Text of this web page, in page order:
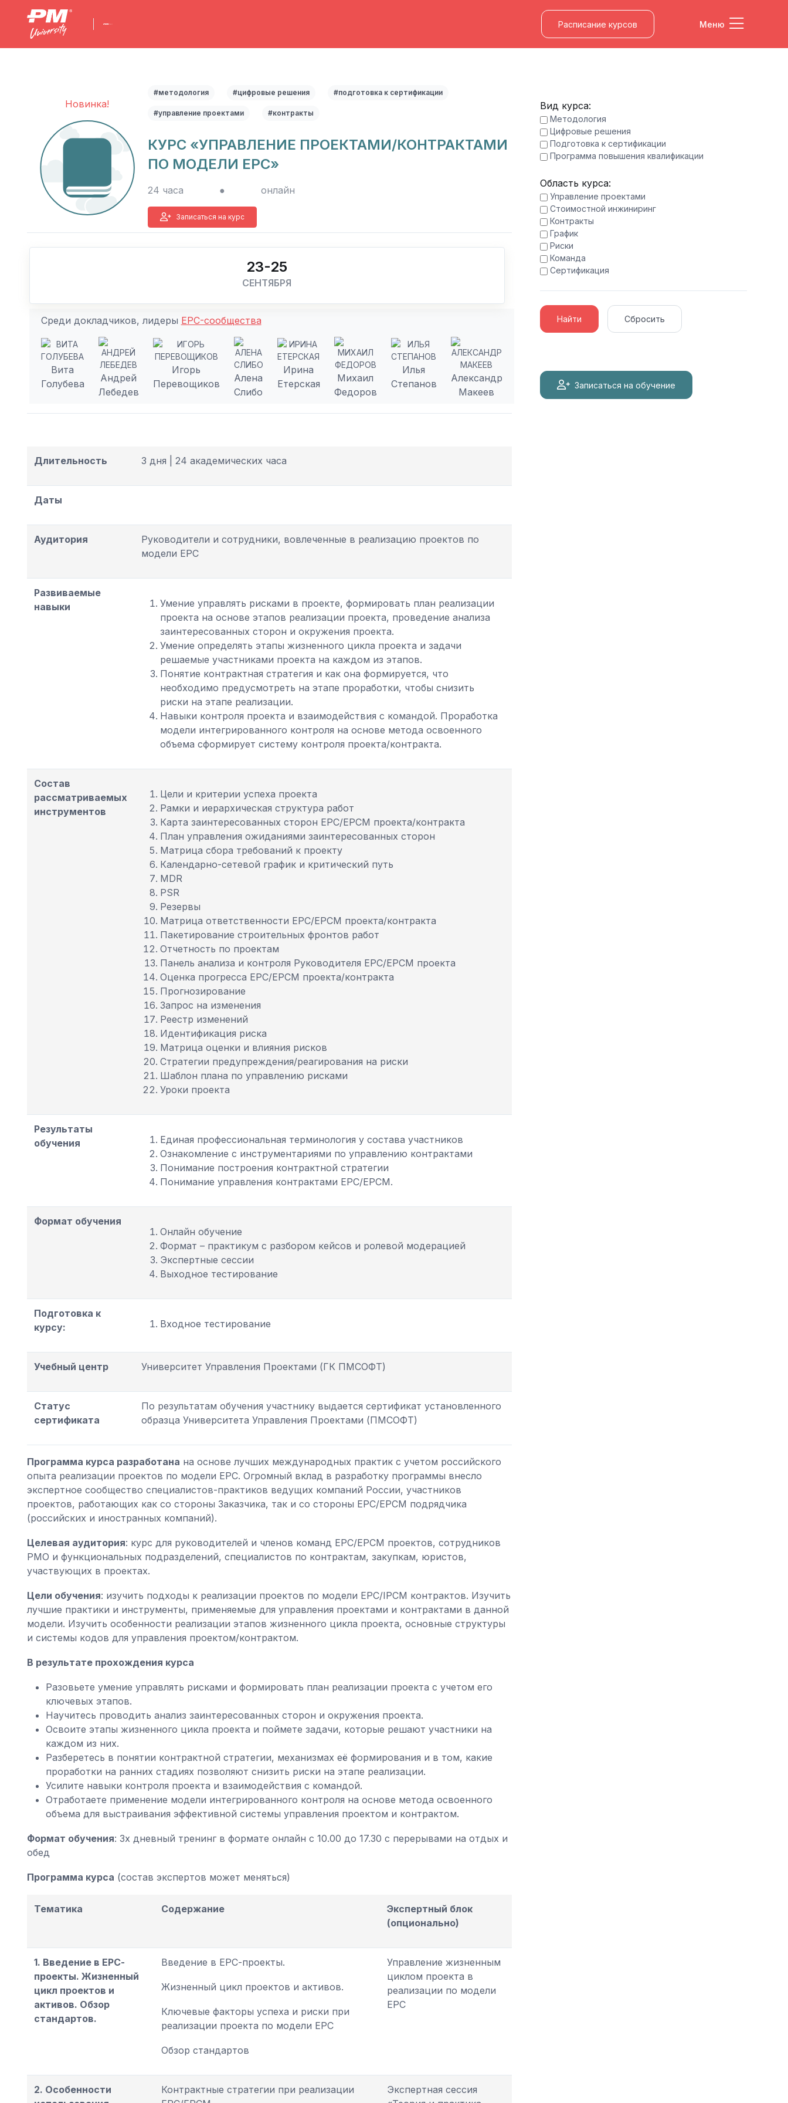
Расписание курсов Меню
Вид курса:
Методология
Цифровые решения
Подготовка к сертификации
Программа повышения квалификации
Область курса:
Управление проектами
Стоимостной инжиниринг
Контракты
График
Риски
Команда
Сертификация
Найти Сбросить
Записаться на обучение
Новинка!
#методология #цифровые решения #подготовка к сертификации
#управление проектами #контракты
КУРС «УПРАВЛЕНИЕ ПРОЕКТАМИ/КОНТРАКТАМИ
ПО МОДЕЛИ EPC»
24 часа ● онлайн
Записаться на курс
23-25
СЕНТЯБРЯ
Среди докладчиков, лидеры EPC-сообщества
Вита
Голубева
Андрей
Лебедев
Игорь
Перевощиков
Алена
Слибо
Ирина
Етерская
Михаил
Федоров
Илья
Степанов
Александр
Макеев
Длительность 3 дня | 24 академических часа
Даты
Аудитория
Руководители и сотрудники, вовлеченные в реализацию проектов по
модели EPC
Развиваемые
навыки
Умение управлять рисками в проекте, формировать план реализации
проекта на основе этапов реализации проекта, проведение анализа
заинтересованных сторон и окружения проекта.
Умение определять этапы жизненного цикла проекта и задачи
решаемые участниками проекта на каждом из этапов.
Понятие контрактная стратегия и как она формируется, что
необходимо предусмотреть на этапе проработки, чтобы снизить
риски на этапе реализации.
Навыки контроля проекта и взаимодействия с командой. Проработка
модели интегрированного контроля на основе метода освоенного
объема сформирует систему контроля проекта/контракта.
Состав
рассматриваемых
инструментов
Цели и критерии успеха проекта
Рамки и иерархическая структура работ
Карта заинтересованных сторон ЕРС/ЕРСМ проекта/контракта
План управления ожиданиями заинтересованных сторон
Матрица сбора требований к проекту
Календарно-сетевой график и критический путь
MDR
PSR
Резервы
Матрица ответственности ЕРС/ЕРСМ проекта/контракта
Пакетирование строительных фронтов работ
Отчетность по проектам
Панель анализа и контроля Руководителя ЕРС/ЕРСМ проекта
Оценка прогресса ЕРС/ЕРСМ проекта/контракта
Прогнозирование
Запрос на изменения
Реестр изменений
Идентификация риска
Матрица оценки и влияния рисков
Стратегии предупреждения/реагирования на риски
Шаблон плана по управлению рисками
Уроки проекта
Результаты
обучения
Единая профессиональная терминология у состава участников
Ознакомление с инструментариями по управлению контрактами
Понимание построения контрактной стратегии
Понимание управления контрактами ЕРС/ЕРСМ.
Формат обучения
Онлайн обучение
Формат – практикум с разбором кейсов и ролевой модерацией
Экспертные сессии
Выходное тестирование
Подготовка к
курсу:
Входное тестирование
Учебный центр Университет Управления Проектами (ГК ПМСОФТ)
Статус
сертификата
По результатам обучения участнику выдается сертификат установленного
образца Университета Управления Проектами (ПМСОФТ)
Программа курса разработана на основе лучших международных практик с учетом российского
опыта реализации проектов по модели EPC. Огромный вклад в разработку программы внесло
экспертное сообщество специалистов-практиков ведущих компаний России, участников
проектов, работающих как со стороны Заказчика, так и со стороны ЕРС/ЕРСМ подрядчика
(российских и иностранных компаний).
Целевая аудитория: курс для руководителей и членов команд ЕРС/ЕРСМ проектов, сотрудников
РМО и функциональных подразделений, специалистов по контрактам, закупкам, юристов,
участвующих в проектах.
Цели обучения: изучить подходы к реализации проектов по модели EPC/IPCM контрактов. Изучить
лучшие практики и инструменты, применяемые для управления проектами и контрактами в данной
модели. Изучить особенности реализации этапов жизненного цикла проекта, основные структуры
и системы кодов для управления проектом/контрактом.
В результате прохождения курса
Разовьете умение управлять рисками и формировать план реализации проекта с учетом его
ключевых этапов.
Научитесь проводить анализ заинтересованных сторон и окружения проекта.
Освоите этапы жизненного цикла проекта и поймете задачи, которые решают участники на
каждом из них.
Разберетесь в понятии контрактной стратегии, механизмах её формирования и в том, какие
проработки на ранних стадиях позволяют снизить риски на этапе реализации.
Усилите навыки контроля проекта и взаимодействия с командой.
Отработаете применение модели интегрированного контроля на основе метода освоенного
объема для выстраивания эффективной системы управления проектом и контрактом.
Формат обучения: 3х дневный тренинг в формате онлайн с 10.00 до 17.30 с перерывами на отдых и
обед
Программа курса (состав экспертов может меняться)
Тематика Содержание
Экспертный блок
(опционально)
1. Введение в ЕРС-
проекты. Жизненный
цикл проектов и
активов. Обзор
стандартов.
Введение в ЕРС-проекты.
Жизненный цикл проектов и активов.
Ключевые факторы успеха и риски при
реализации проекта по модели EPC
Обзор стандартов
Управление жизненным
циклом проекта в
реализации по модели
EPC
2. Особенности
Контрактные стратегии при реализации
Экспертная сессия